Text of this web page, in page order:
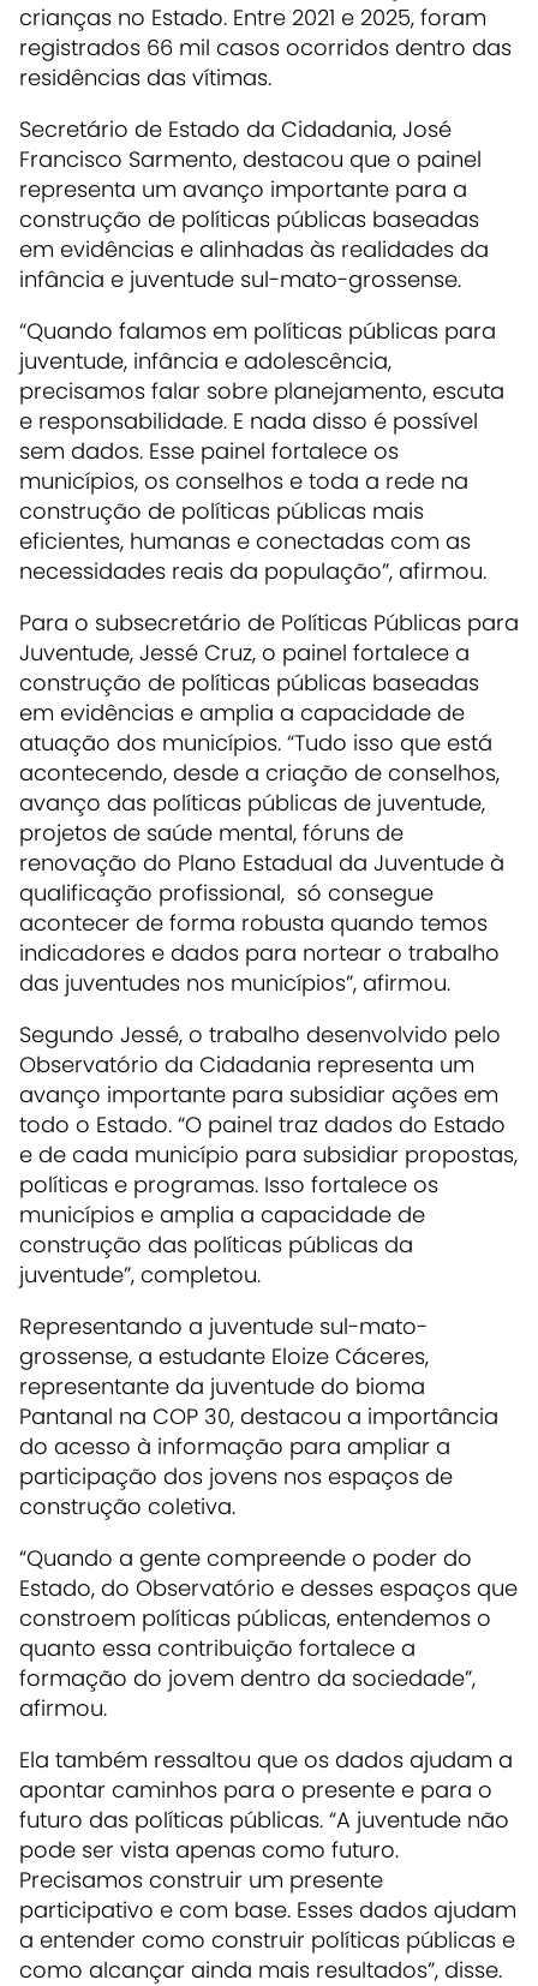
crianças no Estado. Entre 2021 e 2025, foram
registrados 66 mil casos ocorridos dentro das
residências das vítimas.
Secretário de Estado da Cidadania, José
Francisco Sarmento, destacou que o painel
representa um avanço importante para a
construção de políticas públicas baseadas
em evidências e alinhadas às realidades da
infância e juventude sul-mato-grossense.
“Quando falamos em políticas públicas para
juventude, infância e adolescência,
precisamos falar sobre planejamento, escuta
e responsabilidade. E nada disso é possível
sem dados. Esse painel fortalece os
municípios, os conselhos e toda a rede na
construção de políticas públicas mais
eficientes, humanas e conectadas com as
necessidades reais da população”, afirmou.
Para o subsecretário de Políticas Públicas para
Juventude, Jessé Cruz, o painel fortalece a
construção de políticas públicas baseadas
em evidências e amplia a capacidade de
atuação dos municípios. “Tudo isso que está
acontecendo, desde a criação de conselhos,
avanço das políticas públicas de juventude,
projetos de saúde mental, fóruns de
renovação do Plano Estadual da Juventude à
qualificação profissional, só consegue
acontecer de forma robusta quando temos
indicadores e dados para nortear o trabalho
das juventudes nos municípios”, afirmou.
Segundo Jessé, o trabalho desenvolvido pelo
Observatório da Cidadania representa um
avanço importante para subsidiar ações em
todo o Estado. “O painel traz dados do Estado
e de cada município para subsidiar propostas,
políticas e programas. Isso fortalece os
municípios e amplia a capacidade de
construção das políticas públicas da
juventude”, completou.
Representando a juventude sul-mato-
grossense, a estudante Eloize Cáceres,
representante da juventude do bioma
Pantanal na COP 30, destacou a importância
do acesso à informação para ampliar a
participação dos jovens nos espaços de
construção coletiva.
“Quando a gente compreende o poder do
Estado, do Observatório e desses espaços que
constroem políticas públicas, entendemos o
quanto essa contribuição fortalece a
formação do jovem dentro da sociedade”,
afirmou.
Ela também ressaltou que os dados ajudam a
apontar caminhos para o presente e para o
futuro das políticas públicas. “A juventude não
pode ser vista apenas como futuro.
Precisamos construir um presente
participativo e com base. Esses dados ajudam
a entender como construir políticas públicas e
como alcançar ainda mais resultados”, disse.